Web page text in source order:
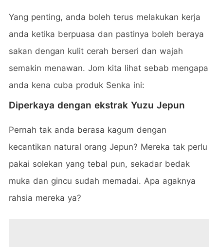
Yang penting, anda boleh terus melakukan kerja
anda ketika berpuasa dan pastinya boleh beraya
sakan dengan kulit cerah berseri dan wajah
semakin menawan. Jom kita lihat sebab mengapa
anda kena cuba produk Senka ini:
Diperkaya dengan ekstrak Yuzu Jepun
Pernah tak anda berasa kagum dengan
kecantikan natural orang Jepun? Mereka tak perlu
pakai solekan yang tebal pun, sekadar bedak
muka dan gincu sudah memadai. Apa agaknya
rahsia mereka ya?